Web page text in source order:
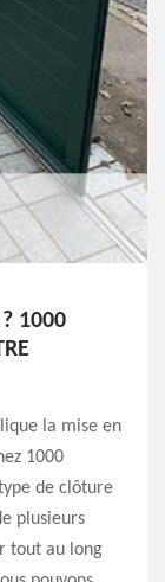
? 1000
la mise en
1000
de clôture
plusieurs
tout au long